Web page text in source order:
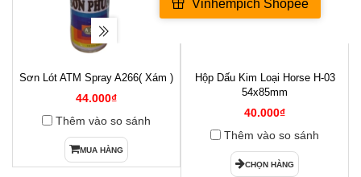
Sơn Lót ATM Spray A266( Xám )
44.000₫
Thêm vào so sánh
MUA HÀNG
Hộp Dấu Kim Loại Horse H-03
54x85mm
40.000₫
Thêm vào so sánh
CHỌN HÀNG